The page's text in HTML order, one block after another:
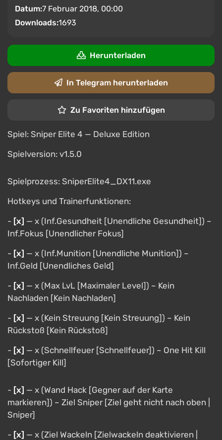
Datum:7 Februar 2018, 00:00
Downloads:1693
Herunterladen
In Telegram herunterladen
Zu Favoriten hinzufügen
Spiel: Sniper Elite 4 — Deluxe Edition
Spielversion: v1.5.0
Spielprozess: SniperElite4_DX11.exe
Hotkeys und Trainerfunktionen:
- [х] — х (Inf.Gesundheit [Unendliche Gesundheit]) ~
Inf.Fokus [Unendlicher Fokus]
- [х] — х (Inf.Munition [Unendliche Munition]) ~
Inf.Geld [Unendliches Geld]
- [х] — х (Max LvL [Maximaler Level]) ~ Kein
Nachladen [Kein Nachladen]
- [х] — х (Kein Streuung [Kein Streuung]) ~ Kein
Rückstoß [Kein Rückstoß]
- [х] — х (Schnellfeuer [Schnellfeuer]) ~ One Hit Kill
[Sofortiger Kill]
- [х] — х (Wand Hack [Gegner auf der Karte
markieren]) ~ Ziel Sniper [Ziel geht nicht nach oben |
Sniper]
- [х] — х (Ziel Wackeln [Zielwackeln deaktivieren |